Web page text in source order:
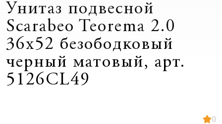
Унитаз подвесной
Scarabeo Teorema 2.0
36x52 безободковый
черный матовый, арт.
5126CL49
()